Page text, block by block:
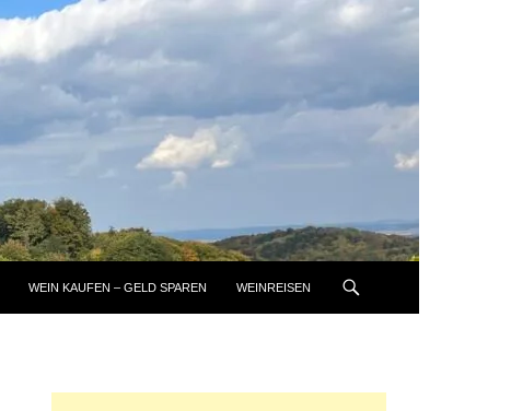
WEIN KAUFEN – GELD SPAREN WEINREISEN